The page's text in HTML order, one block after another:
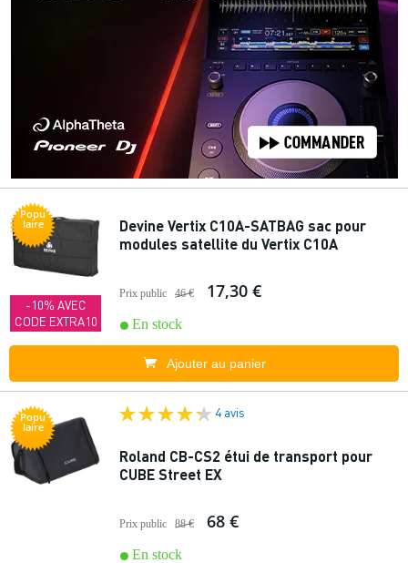
Popu
laire
-10% AVEC
CODE EXTRA10
Devine Vertix C10A-SATBAG sac pour
modules satellite du Vertix C10A
Prix public 46 € 17,30 €
En stock
Ajouter au panier
Popu
laire
4 avis
Roland CB-CS2 étui de transport pour
CUBE Street EX
Prix public 88 € 68 €
En stock